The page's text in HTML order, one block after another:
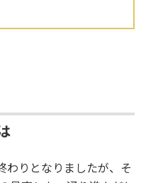
わりとなりましたが、そ